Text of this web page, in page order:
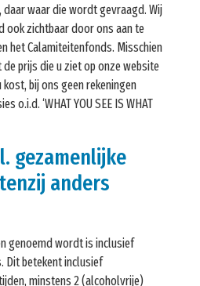
daar waar die wordt gevraagd. Wij
ook zichtbaar door ons aan te
het Calamiteitenfonds. Misschien
prijs die u ziet op onze website
bij ons geen rekeningen
o.i.d. ‘WHAT YOU SEE IS WHAT
gezamenlijke
anders
genoemd wordt is inclusief
Dit betekent inclusief
minstens 2 (alcoholvrije)